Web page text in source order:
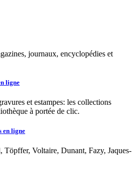
journaux, encyclopédies et
ligne
et estampes: les collections
à portée de clic.
en ligne
Töpffer, Voltaire, Dunant, Fazy, Jaques-